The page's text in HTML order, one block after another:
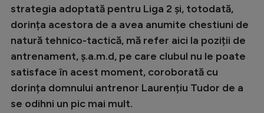
strategia adoptată pentru Liga 2 și, totodată,
dorința acestora de a avea anumite chestiuni de
natură tehnico-tactică, mă refer aici la poziții de
antrenament, ș.a.m.d, pe care clubul nu le poate
satisface în acest moment, coroborată cu
dorința domnului antrenor Laurențiu Tudor de a
se odihni un pic mai mult.